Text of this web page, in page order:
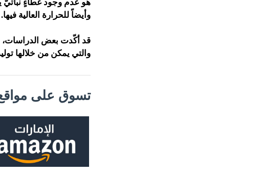
هو عدم وجود غطاءٍ نباتيّ
وأيضاً للحرارة العالية فيها.
قد أكّدت بعض الدراسات،
والتي يمكن من خلالها
تسوق على